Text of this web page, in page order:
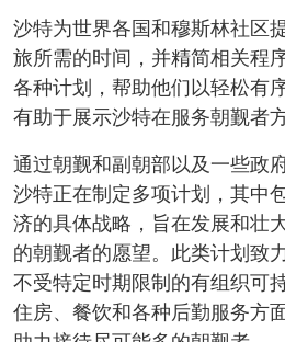
沙特为世界各国和穆斯林社区
旅所需的时间，并精简相关程
各种计划，帮助他们以轻松有
有助于展示沙特在服务朝觐者
通过朝觐和副朝部以及一些政
沙特正在制定多项计划，其中
济的具体战略，旨在发展和壮
的朝觐者的愿望。此类计划致
不受特定时期限制的有组织可
住房、餐饮和各种后勤服务方